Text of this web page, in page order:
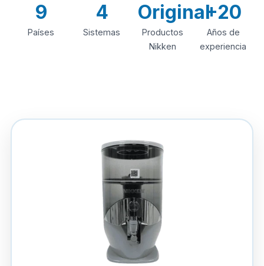
9
Países
4
Sistemas
Original
Productos
Nikken
+20
Años de
experiencia